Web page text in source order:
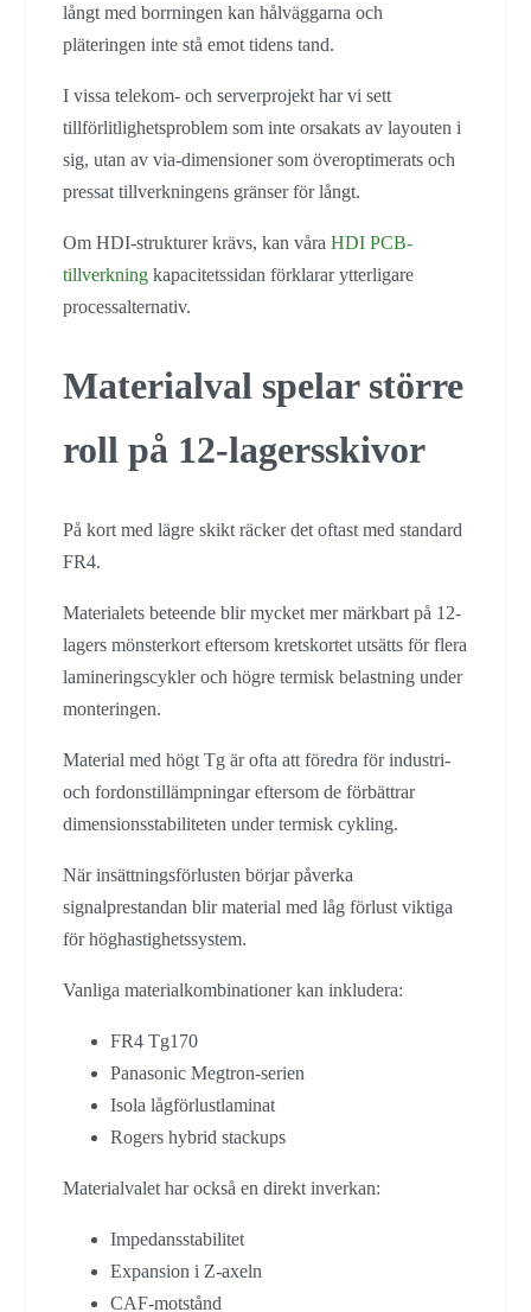
långt med borrningen kan hålväggarna och
pläteringen inte stå emot tidens tand.
I vissa telekom- och serverprojekt har vi sett
tillförlitlighetsproblem som inte orsakats av layouten i
sig, utan av via-dimensioner som överoptimerats och
pressat tillverkningens gränser för långt.
Om HDI-strukturer krävs, kan våra HDI PCB-
tillverkning kapacitetssidan förklarar ytterligare
processalternativ.
Materialval spelar större
roll på 12-lagersskivor
På kort med lägre skikt räcker det oftast med standard
FR4.
Materialets beteende blir mycket mer märkbart på 12-
lagers mönsterkort eftersom kretskortet utsätts för flera
lamineringscykler och högre termisk belastning under
monteringen.
Material med högt Tg är ofta att föredra för industri-
och fordonstillämpningar eftersom de förbättrar
dimensionsstabiliteten under termisk cykling.
När insättningsförlusten börjar påverka
signalprestandan blir material med låg förlust viktiga
för höghastighetssystem.
Vanliga materialkombinationer kan inkludera:
FR4 Tg170
Panasonic Megtron-serien
Isola lågförlustlaminat
Rogers hybrid stackups
Materialvalet har också en direkt inverkan:
Impedansstabilitet
Expansion i Z-axeln
CAF-motstånd